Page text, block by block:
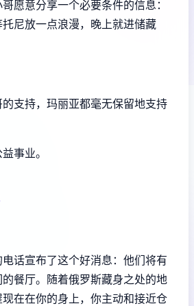
愿意分享一个必要条件的信息：
尼放一点浪漫，晚上就进储藏
支持，玛丽亚都毫无保留地支持
事业。
话宣布了这个好消息：他们将有
餐厅。随着俄罗斯藏身之处的地
在在你的身上，你主动和接近仓